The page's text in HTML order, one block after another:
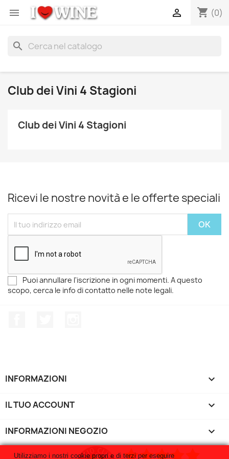
 shopping_cart (0)

search
Club dei Vini 4 Stagioni
Club dei Vini 4 Stagioni
Ricevi le nostre novità e le offerte speciali
Puoi annullare l'iscrizione in ogni momenti. A questo
scopo, cerca le info di contatto nelle note legali.
INFORMAZIONI 
IL TUO ACCOUNT 
INFORMAZIONI NEGOZIO keyboard_arrow_down
Utilizziamo i nostri cookie propri e di terzi per eseguire